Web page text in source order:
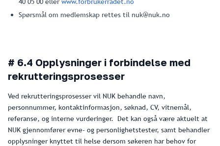
Spørsmål om medlemskap rettes til nuk@nuk.no
# 6.4 Opplysninger i forbindelse med
rekrutteringsprosesser
Ved rekrutteringsprosesser vil NUK behandle navn,
personnummer, kontaktinformasjon, søknad, CV, vitnemål,
referanse, og interne vurderinger. Det kan også være aktuelt at
NUK gjennomfører evne- og personlighetstester, samt behandler
opplysninger knyttet til helse dersom søkeren har behov for